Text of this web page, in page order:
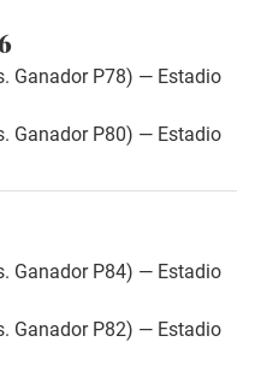
Ganador P78) — Estadio
Ganador P80) — Estadio
Ganador P84) — Estadio
Ganador P82) — Estadio